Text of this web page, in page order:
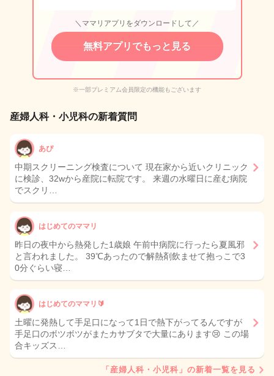
＼ママリアプリをダウンロードして／
無料アプリでもっと見る
※一部プレミアム会員限定の機能もございます
産婦人科・小児科の新着質問
あぴ
中期スクリーニング検査について 現在家から近いクリニック
に検診、32wから産院に転院です。 来週の水曜日に産む病院
でスクリ…
はじめてのママリ
昨日の夜中から熱発した1歳娘 午前中病院に行ったら夏風邪
と言われました。 39℃あったので解熱剤飲ませて抱っこで3
0分ぐらい寝…
はじめてのママリ🔰
土曜に発熱して手足口になって1日で熱下がってるんですが
手足口のボツボツがまたカサブタで大量にあります😢 この場
合キッズス…
「産婦人科・小児科」の新着一覧を見る